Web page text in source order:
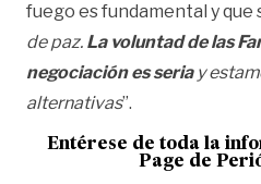
fuego es fundamental y que
de paz. La voluntad de las
negociación es seriay
alternativas”.
Entérese de toda la
Page de